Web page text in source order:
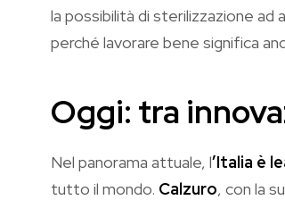
la possibilità di sterilizzazione ad
perché lavorare bene significa
Oggi: tra
Nel panorama attuale, l’Italia è
tutto il mondo. Calzuro, con la